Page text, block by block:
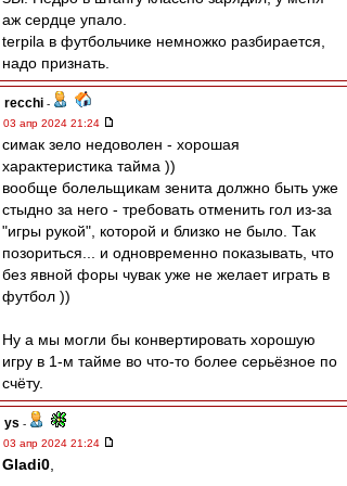
аж сердце упало.
terpila в футбольчике немножко разбирается,
надо признать.
recchi -
03 апр 2024 21:24
симак зело недоволен - хорошая
характеристика тайма ))
вообще болельщикам зенита должно быть уже
стыдно за него - требовать отменить гол из-за
"игры рукой", которой и близко не было. Так
позориться... и одновременно показывать, что
без явной форы чувак уже не желает играть в
футбол ))
Ну а мы могли бы конвертировать хорошую
игру в 1-м тайме во что-то более серьёзное по
счёту.
ys -
03 апр 2024 21:24
Gladi0